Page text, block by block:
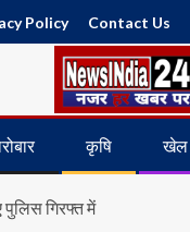
Policy Contact Us
कृषि खेल
गिरफ्त में